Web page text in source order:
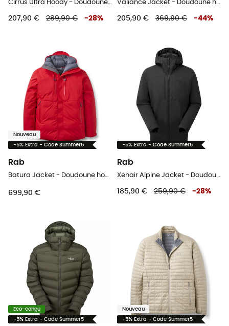
207,90 € 289,90 € -28% 205,90 € 369,90 € -44%
Nouveau
-5% Extra - Code Summer5
Rab
699,90 €
-5% Extra - Code Summer5
Rab
185,90 € 259,90 € -28%
Eco-conçu
-5% Extra - Code Summer5
Nouveau
-5% Extra - Code Summer5